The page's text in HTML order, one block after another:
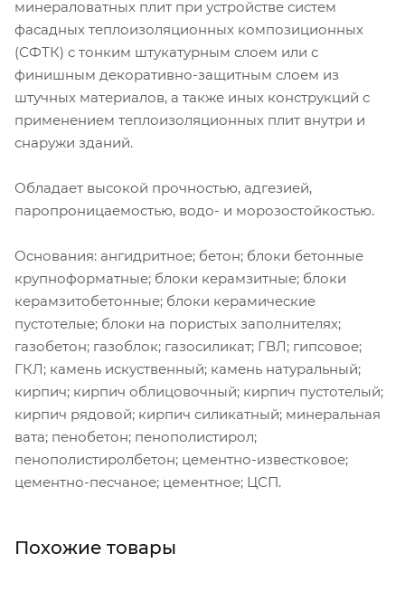
минераловатных плит при устройстве систем
фасадных теплоизоляционных композиционных
(СФТК) с тонким штукатурным слоем или с
финишным декоративно-защитным слоем из
штучных материалов, а также иных конструкций с
применением теплоизоляционных плит внутри и
снаружи зданий.
Обладает высокой прочностью, адгезией,
паропроницаемостью, водо- и морозостойкостью.
Основания: ангидритное; бетон; блоки бетонные
крупноформатные; блоки керамзитные; блоки
керамзитобетонные; блоки керамические
пустотелые; блоки на пористых заполнителях;
газобетон; газоблок; газосиликат; ГВЛ; гипсовое;
ГКЛ; камень искуственный; камень натуральный;
кирпич; кирпич облицовочный; кирпич пустотелый;
кирпич рядовой; кирпич силикатный; минеральная
вата; пенобетон; пенополистирол;
пенополистиролбетон; цементно-известковое;
цементно-песчаное; цементное; ЦСП.
Похожие товары